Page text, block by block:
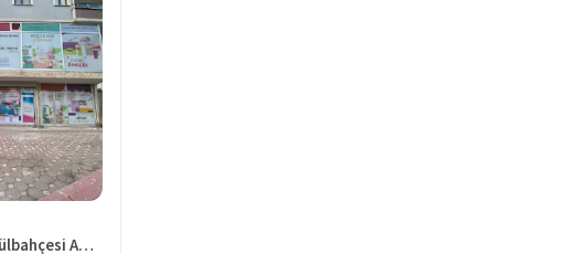
Özel Yenidoğan Gülbahçesi Anaokulu